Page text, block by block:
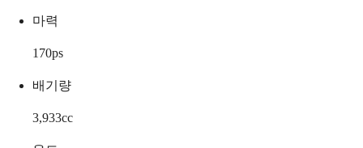
마력
170ps
배기량
3,933cc